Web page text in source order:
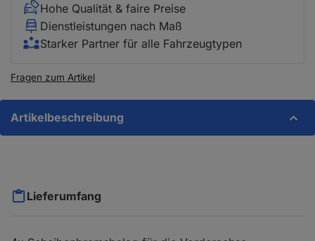
Hohe Qualität & faire Preise
Dienstleistungen nach Maß
Starker Partner für alle Fahrzeugtypen
Fragen zum Artikel
Artikelbeschreibung
Lieferumfang